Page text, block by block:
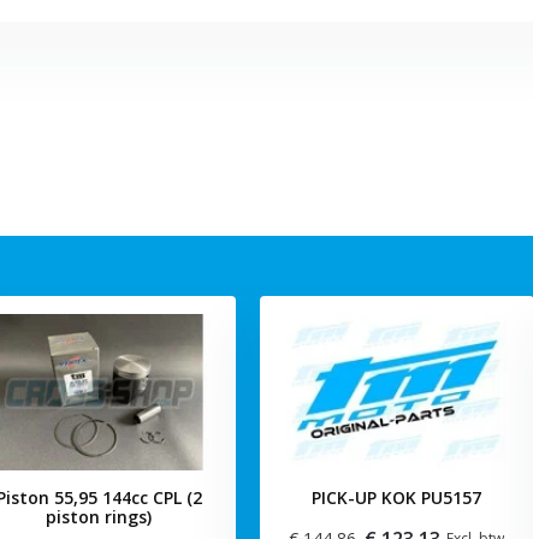
55,95 144cc CPL (2
piston rings)
PICK-UP KOK PU5157